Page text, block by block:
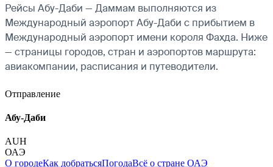
Рейсы Абу-Даби — Даммам выполняются из
Международный аэропорт Абу-Даби с прибытием в
Международный аэропорт имени короля Фахда. Ниже
— страницы городов, стран и аэропортов маршрута:
авиакомпании, расписания и путеводители.
Отправление
Абу-Даби
AUH
ОАЭ
О городеКак добратьсяПогодаВсё о стране ОАЭ